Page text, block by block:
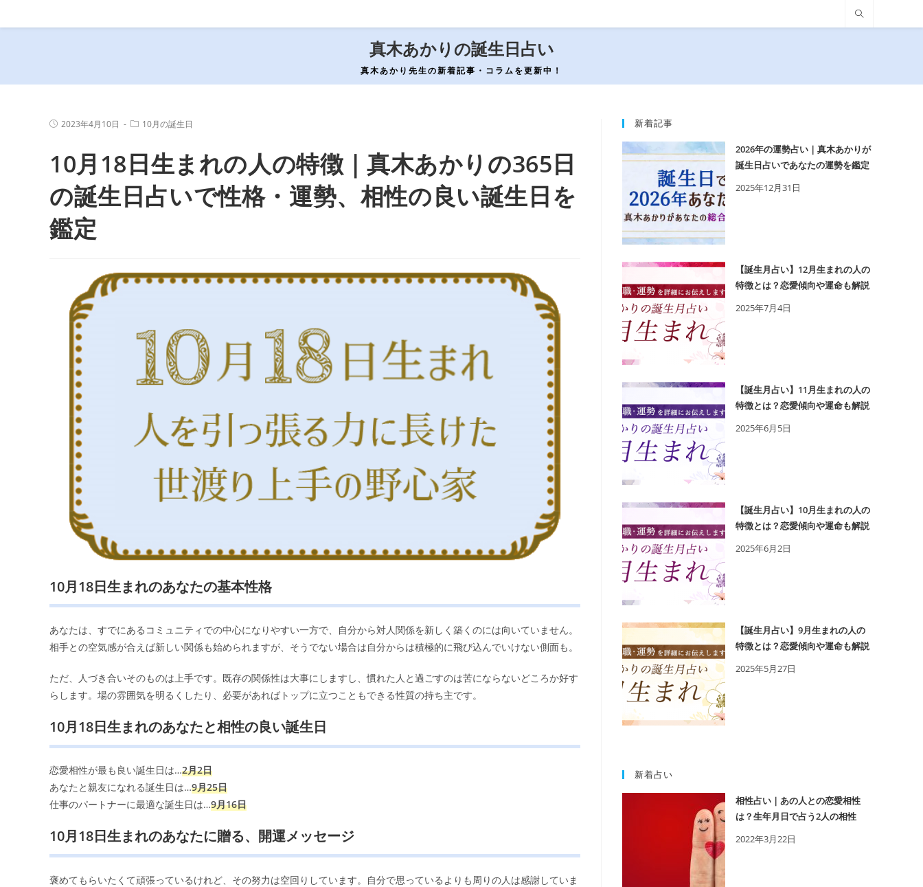
ン
真木あかりの誕生日占い
真木あかり先生の新着記事・コラムを更新中！
投
開
日:
2023年4月10日
投
テ
ゴ
リ
ー:
10月の誕生日
10月18日生まれの人の特徴｜真木あかりの365日
の誕生日占いで性格・運勢、相性の良い誕生日を
鑑定
10月18日生まれのあなたの基本性格
あなたは、すでにあるコミュニティでの中心になりやすい一方で、自分から対人関係を新しく築くのには向いていません。
相手との空気感が合えば新しい関係も始められますが、そうでない場合は自分からは積極的に飛び込んでいけない側面も。
ただ、人づき合いそのものは上手です。既存の関係性は大事にしますし、慣れた人と過ごすのは苦にならないどころか好す
らします。場の雰囲気を明るくしたり、必要があればトップに立つこともできる性質の持ち主です。
10月18日生まれのあなたと相性の良い誕生日
恋愛相性が最も良い誕生日は…2月2日
あなたと親友になれる誕生日は…9月25日
仕事のパートナーに最適な誕生日は…9月16日
10月18日生まれのあなたに贈る、開運メッセージ
褒めてもらいたくて頑張っているけれど、その努力は空回りしています。自分で思っているよりも周りの人は感謝していま
新着記事
2026年の運勢占い｜真木あかりが
誕生日占いであなたの運勢を鑑定
2025年12月31日
【誕生月占い】12月生まれの人の
特徴とは？恋愛傾向や運命も解説
2025年7月4日
【誕生月占い】11月生まれの人の
特徴とは？恋愛傾向や運命も解説
2025年6月5日
【誕生月占い】10月生まれの人の
特徴とは？恋愛傾向や運命も解説
2025年6月2日
【誕生月占い】9月生まれの人の
特徴とは？恋愛傾向や運命も解説
2025年5月27日
新着占い
相性占い｜あの人との恋愛相性
は？生年月日で占う2人の相性
2022年3月22日